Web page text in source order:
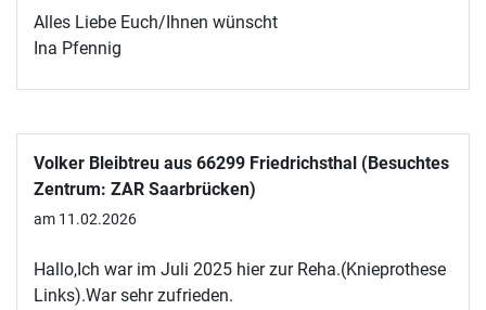
Alles Liebe Euch/Ihnen wünscht
Ina Pfennig
Volker Bleibtreu aus 66299 Friedrichsthal (Besuchtes
Zentrum: ZAR Saarbrücken)
am 11.02.2026
Hallo,Ich war im Juli 2025 hier zur Reha.(Knieprothese
Links).War sehr zufrieden.